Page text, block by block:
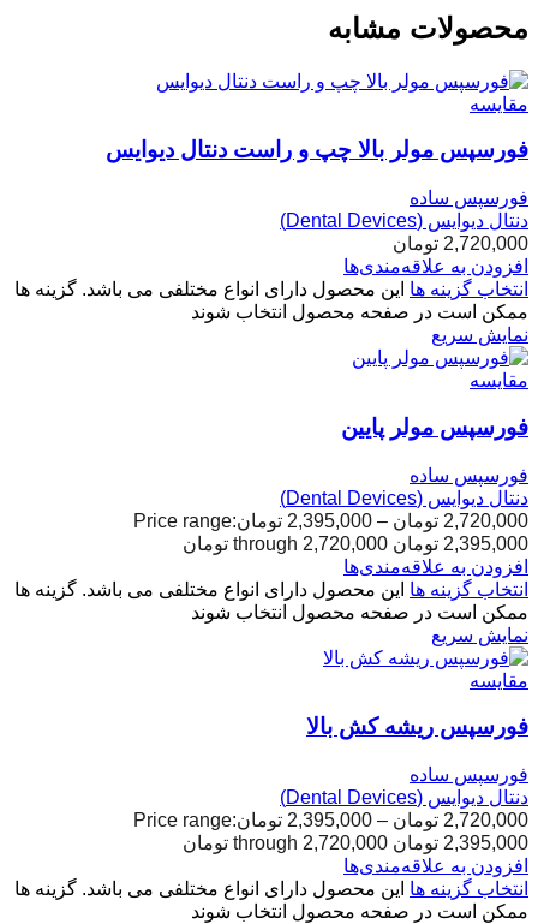
محصولات مشابه
مقایسه
فورسپس مولر بالا چپ و راست دنتال دیوایس
فورسپس ساده
دنتال دیوایس (Dental Devices)
2,720,000 تومان
افزودن به علاقه‌مندی‌ها
انتخاب گزینه ها این محصول دارای انواع مختلفی می باشد. گزینه ها
ممکن است در صفحه محصول انتخاب شوند
نمایش سریع
مقایسه
فورسپس مولر پایین
فورسپس ساده
دنتال دیوایس (Dental Devices)
2,720,000 تومان –
2,395,000 تومانPrice range:
2,395,000 تومان through 2,720,000 تومان
افزودن به علاقه‌مندی‌ها
انتخاب گزینه ها این محصول دارای انواع مختلفی می باشد. گزینه ها
ممکن است در صفحه محصول انتخاب شوند
نمایش سریع
مقایسه
فورسپس ریشه کش بالا
فورسپس ساده
دنتال دیوایس (Dental Devices)
2,720,000 تومان –
2,395,000 تومانPrice range:
2,395,000 تومان through 2,720,000 تومان
افزودن به علاقه‌مندی‌ها
انتخاب گزینه ها این محصول دارای انواع مختلفی می باشد. گزینه ها
ممکن است در صفحه محصول انتخاب شوند